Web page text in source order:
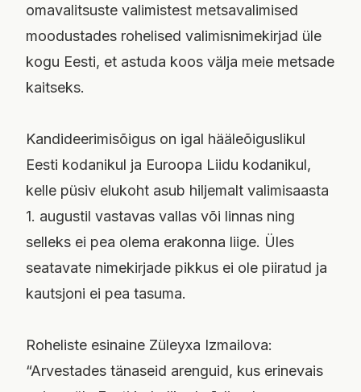
omavalitsuste valimistest metsavalimised
moodustades rohelised valimisnimekirjad üle
kogu Eesti, et astuda koos välja meie metsade
kaitseks.
Kandideerimisõigus on igal hääleõiguslikul
Eesti kodanikul ja Euroopa Liidu kodanikul,
kelle püsiv elukoht asub hiljemalt valimisaasta
1. augustil vastavas vallas või linnas ning
selleks ei pea olema erakonna liige. Üles
seatavate nimekirjade pikkus ei ole piiratud ja
kautsjoni ei pea tasuma.
Roheliste esinaine Züleyxa Izmailova:
“Arvestades tänaseid arenguid, kus erinevais